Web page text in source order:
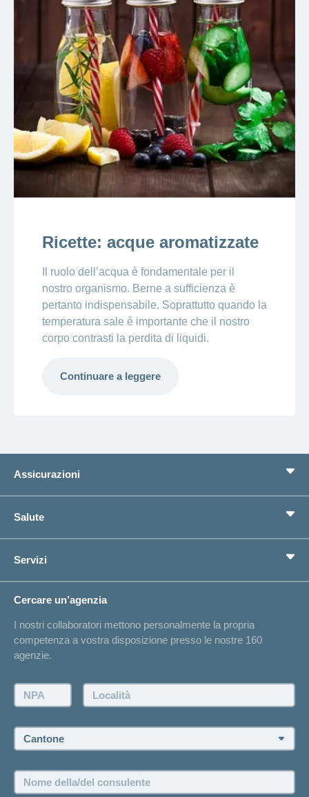
Ricette: acque aromatizzate
Il ruolo dell’acqua è fondamentale per il
nostro organismo. Berne a sufficienza è
pertanto indispensabile. Soprattutto quando la
temperatura sale è importante che il nostro
corpo contrasti la perdita di liquidi.
Continuare a leggere
Assicurazioni
Assicurazioni complementari
Previdenza
Cerco un'assicurazione per...
Circostanze di vita
Sull'assicurazione
Salute
Bussola della salute
Servizi
Elenchi degli ospedali
Annuncio d'infortunio
Contatto
Farsi contattare telefonicamente dall'agenzia
Fissare un appuntamento
Offerte di lavoro e carriera
Cercare un’agenzia
I nostri collaboratori mettono personalmente la propria
competenza a vostra disposizione presso le nostre 160
agenzie.
NPA: Località:
Cantone:
Nome
della/del